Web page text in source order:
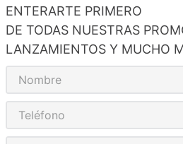
ENTERARTE PRIMERO
DE TODAS NUESTRAS
LANZAMIENTOS Y MUCHO